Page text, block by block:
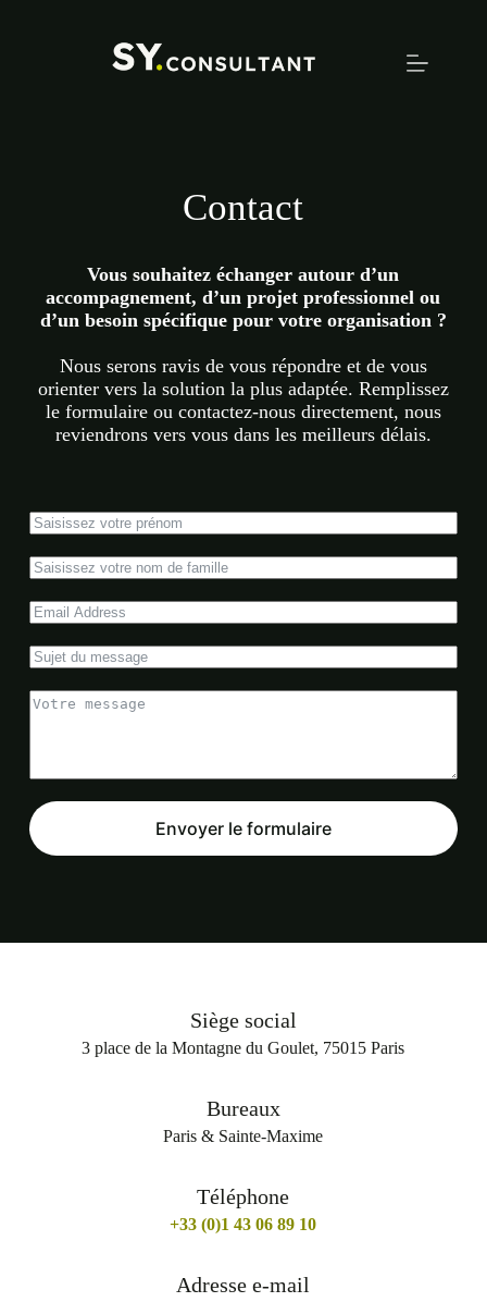
Contact
Vous souhaitez échanger autour d’un
accompagnement, d’un projet professionnel ou
d’un besoin spécifique pour votre organisation ?
Nous serons ravis de vous répondre et de vous
orienter vers la solution la plus adaptée. Remplissez
le formulaire ou contactez-nous directement, nous
reviendrons vers vous dans les meilleurs délais.
Envoyer le formulaire
Siège social
3 place de la Montagne du Goulet, 75015 Paris
Bureaux
Paris & Sainte-Maxime
Téléphone
+33 (0)1 43 06 89 10
Adresse e-mail